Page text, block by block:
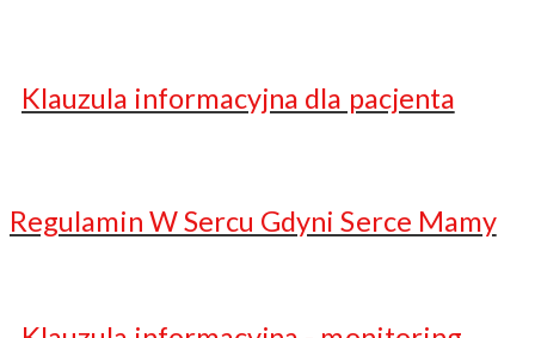
Klauzula informacyjna dla pacjenta
Regulamin W Sercu Gdyni Serce Mamy